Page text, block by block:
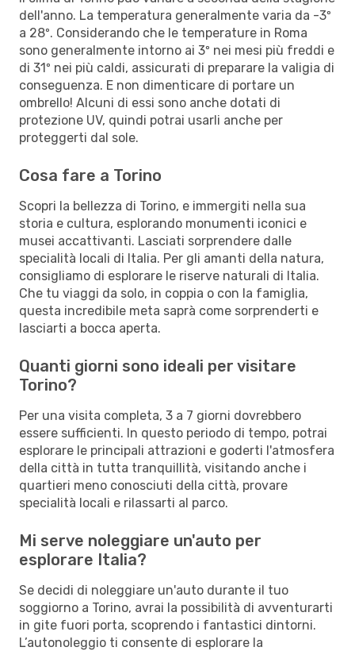
dell'anno. La temperatura generalmente varia da -3º
a 28º. Considerando che le temperature in Roma
sono generalmente intorno ai 3º nei mesi più freddi e
di 31º nei più caldi, assicurati di preparare la valigia di
conseguenza. E non dimenticare di portare un
ombrello! Alcuni di essi sono anche dotati di
protezione UV, quindi potrai usarli anche per
proteggerti dal sole.
Cosa fare a Torino
Scopri la bellezza di Torino, e immergiti nella sua
storia e cultura, esplorando monumenti iconici e
musei accattivanti. Lasciati sorprendere dalle
specialità locali di Italia. Per gli amanti della natura,
consigliamo di esplorare le riserve naturali di Italia.
Che tu viaggi da solo, in coppia o con la famiglia,
questa incredibile meta saprà come sorprenderti e
lasciarti a bocca aperta.
Quanti giorni sono ideali per visitare
Torino?
Per una visita completa, 3 a 7 giorni dovrebbero
essere sufficienti. In questo periodo di tempo, potrai
esplorare le principali attrazioni e goderti l'atmosfera
della città in tutta tranquillità, visitando anche i
quartieri meno conosciuti della città, provare
specialità locali e rilassarti al parco.
Mi serve noleggiare un'auto per
esplorare Italia?
Se decidi di noleggiare un'auto durante il tuo
soggiorno a Torino, avrai la possibilità di avventurarti
in gite fuori porta, scoprendo i fantastici dintorni.
L’autonoleggio ti consente di esplorare la